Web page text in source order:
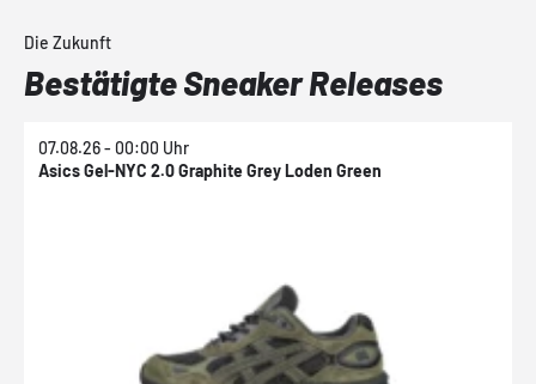
Die Zukunft
Bestätigte Sneaker Releases
07.08.26 - 00:00 Uhr
Asics Gel-NYC 2.0 Graphite Grey Loden Green